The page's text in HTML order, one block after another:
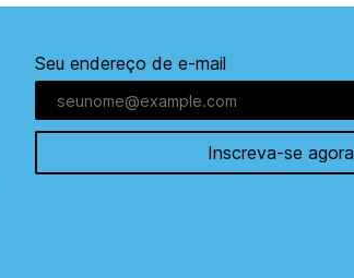
Seu endereço de e-mail
Inscreva-se agora